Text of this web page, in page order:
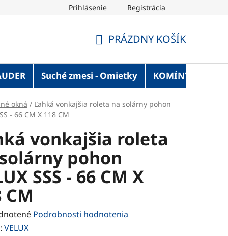
Strechaonline.sk - informácie z prvej ruky
Prihlásenie Registrácia
KOŠÍK
PRÁZDNY KOŠÍK
Suché zmesi - Omietky KOMÍNY
okná / Ľahká vonkajšia roleta na solárny pohon
- 66 CM X 118 CM
vonkajšia roleta
pohon
SSS - 66 CM X
CM
Podrobnosti hodnotenia
VELUX